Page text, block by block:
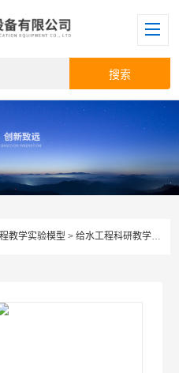
教学实验模型 >给水工程科研教学实验装置